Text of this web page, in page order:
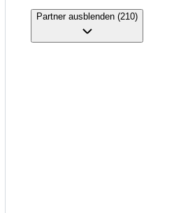
Partner ausblenden (210)